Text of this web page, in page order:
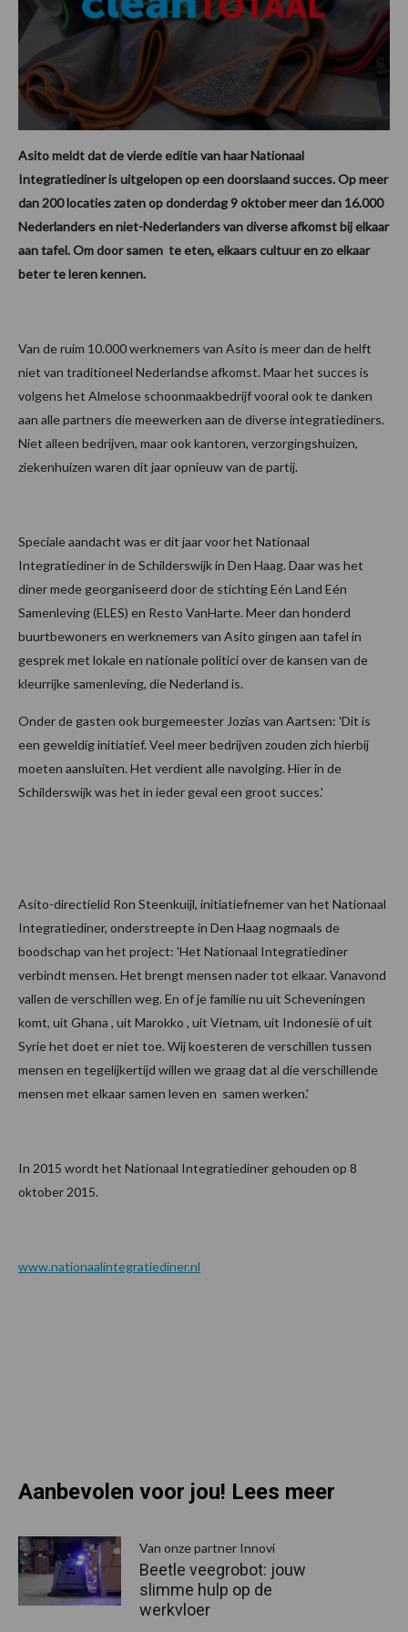
Asito meldt dat de vierde editie van haar Nationaal
Integratiediner is uitgelopen op een doorslaand succes. Op meer
dan 200 locaties zaten op donderdag 9 oktober meer dan 16.000
Nederlanders en niet-Nederlanders van diverse afkomst bij elkaar
aan tafel. Om door samen te eten, elkaars cultuur en zo elkaar
beter te leren kennen.
Van de ruim 10.000 werknemers van Asito is meer dan de helft
niet van traditioneel Nederlandse afkomst. Maar het succes is
volgens het Almelose schoonmaakbedrijf vooral ook te danken
aan alle partners die meewerken aan de diverse integratiediners.
Niet alleen bedrijven, maar ook kantoren, verzorgingshuizen,
ziekenhuizen waren dit jaar opnieuw van de partij.
Speciale aandacht was er dit jaar voor het Nationaal
Integratiediner in de Schilderswijk in Den Haag. Daar was het
diner mede georganiseerd door de stichting Eén Land Eén
Samenleving (ELES) en Resto VanHarte. Meer dan honderd
buurtbewoners en werknemers van Asito gingen aan tafel in
gesprek met lokale en nationale politici over de kansen van de
kleurrijke samenleving, die Nederland is.
Onder de gasten ook burgemeester Jozias van Aartsen: 'Dit is
een geweldig initiatief. Veel meer bedrijven zouden zich hierbij
moeten aansluiten. Het verdient alle navolging. Hier in de
Schilderswijk was het in ieder geval een groot succes.'
Asito-directielid Ron Steenkuijl, initiatiefnemer van het Nationaal
Integratiediner, onderstreepte in Den Haag nogmaals de
boodschap van het project: 'Het Nationaal Integratiediner
verbindt mensen. Het brengt mensen nader tot elkaar. Vanavond
vallen de verschillen weg. En of je familie nu uit Scheveningen
komt, uit Ghana , uit Marokko , uit Vietnam, uit Indonesië of uit
Syrie het doet er niet toe. Wij koesteren de verschillen tussen
mensen en tegelijkertijd willen we graag dat al die verschillende
mensen met elkaar samen leven en samen werken.'
In 2015 wordt het Nationaal Integratiediner gehouden op 8
oktober 2015.
www.nationaalintegratiediner.nl
Aanbevolen voor jou! Lees meer
Van onze partner Innovi
Beetle veegrobot: jouw
slimme hulp op de
werkvloer